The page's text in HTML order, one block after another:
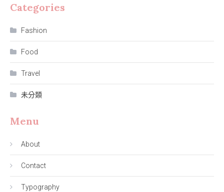
Categories
Fashion
Food
Travel
未分類
Menu
About
Contact
Typography